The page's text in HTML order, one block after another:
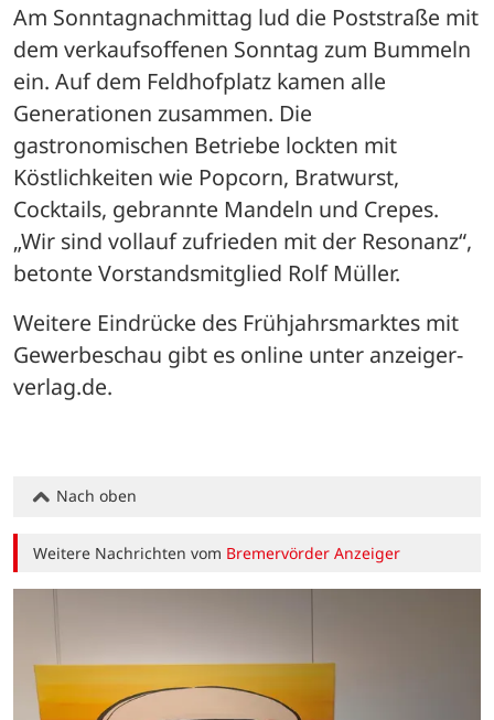
Am Sonntagnachmittag lud die Poststraße mit
dem verkaufsoffenen Sonntag zum Bummeln
ein. Auf dem Feldhofplatz kamen alle
Generationen zusammen. Die
gastronomischen Betriebe lockten mit
Köstlichkeiten wie Popcorn, Bratwurst,
Cocktails, gebrannte Mandeln und Crepes.
„Wir sind vollauf zufrieden mit der Resonanz“,
betonte Vorstandsmitglied Rolf Müller.
Weitere Eindrücke des Frühjahrsmarktes mit
Gewerbeschau gibt es online unter anzeiger-
verlag.de.
Nach oben
Weitere Nachrichten vom Bremervörder Anzeiger